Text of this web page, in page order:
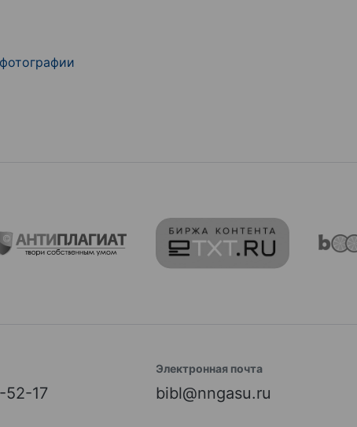
52-17
Электронная почта
bibl@nngasu.ru